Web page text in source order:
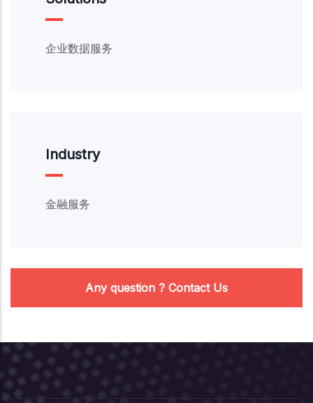
企业数据服务
Industry
金融服务
Any question ? Contact Us